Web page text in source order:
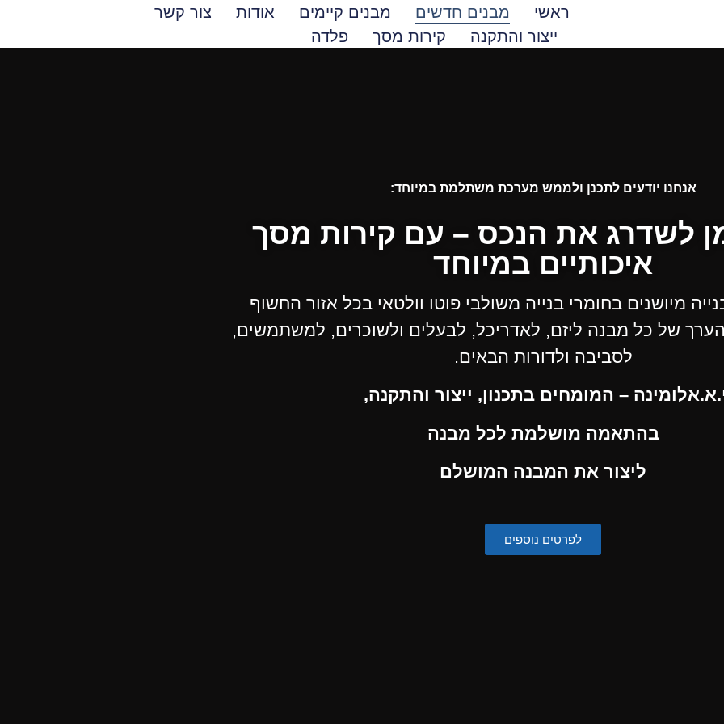
ראשי מבנים חדשים מבנים קיימים אודות
צור קשר
ייצור והתקנה
קירות מסך פלדה
אנחנו יודעים לתכנן ולממש מערכת משתלמת במיוחד:
לשדרג את הנכס – עם קירות מסך
איכותיים במיוחד
מיושנים בחומרי בנייה משולבי פוטו וולטאי בכל אזור החשוף
של כל מבנה ליזם, לאדריכל, לבעלים ולשוכרים, למשתמשים,
לסביבה ולדורות הבאים.
– המומחים בתכנון, ייצור והתקנה,
בהתאמה מושלמת לכל מבנה
ליצור את המבנה המושלם
לפרטים נוספים